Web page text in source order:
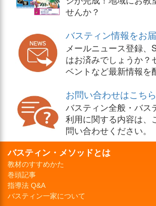
せんか？
バスティン情報をお届
メールニュース登録、
はお済みでしょうか？
ベントなど最新情報を
お問い合わせはこちら
バスティン全般・バス
利用に関する内容は、
問い合わせください。
バスティン・メソッドとは
教材のすすめかた
巻頭記事
指導法 Q&A
バスティン一家について